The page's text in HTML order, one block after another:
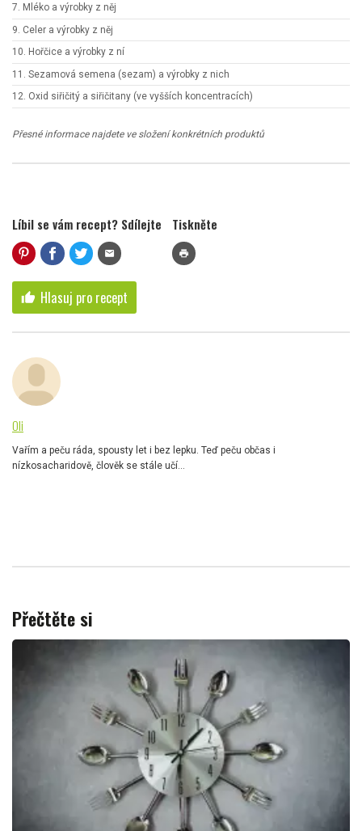
7. Mléko a výrobky z něj
9. Celer a výrobky z něj
10. Hořčice a výrobky z ní
11. Sezamová semena (sezam) a výrobky z nich
12. Oxid siřičitý a siřičitany (ve vyšších koncentracích)
Přesné informace najdete ve složení konkrétních produktů
Líbil se vám recept? Sdílejte
mail
Tiskněte
print
thumb_up Hlasuj pro recept
Oli
Vařím a peču ráda, spousty let i bez lepku. Teď peču občas i
nízkosacharidově, člověk se stále učí...
Přečtěte si